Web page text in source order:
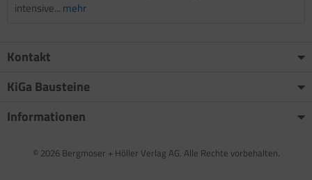
intensive... mehr
Kontakt
KiGa Bausteine
Informationen
© 2026 Bergmoser + Höller Verlag AG. Alle Rechte vorbehalten.